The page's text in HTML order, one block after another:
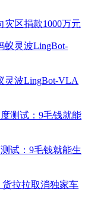
区捐款1000万元
灵波LingBot-VLA
试：9毛钱就能生